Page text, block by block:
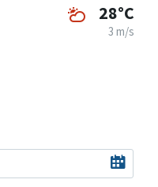
28°C
3 m/s